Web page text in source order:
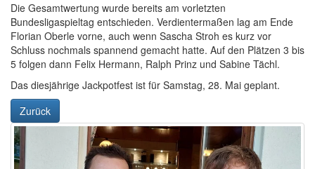
Die Gesamtwertung wurde bereits am vorletzten
Bundesligaspieltag entschieden. Verdientermaßen lag am Ende
Florian Oberle vorne, auch wenn Sascha Stroh es kurz vor
Schluss nochmals spannend gemacht hatte. Auf den Plätzen 3 bis
5 folgen dann Felix Hermann, Ralph Prinz und Sabine Tächl.
Das diesjährige Jackpotfest ist für Samstag, 28. Mai geplant.
Zurück